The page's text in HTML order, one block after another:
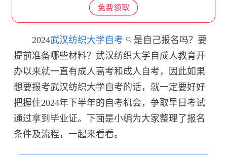
2024武汉纺织大学自考
是自己报名吗？要
提前准备哪些材料？武汉纺织大学自成人教育开
办以来就一直有成人高考和成人自考，因此如果
想要报考武汉纺织大学自考的话，就一定要好好
把握住2024年下半年的自考机会，争取早日考试
通过拿到毕业证。下面是小编为大家整理了报名
条件及流程，一起来看看。